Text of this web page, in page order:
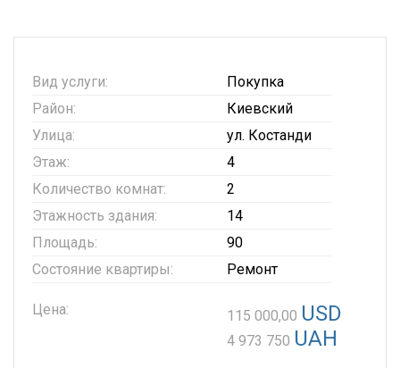
Вид услуги:
Покупка
Район:
Киевский
Улица:
ул. Костанди
Этаж:
4
Количество комнат:
2
Этажность здания:
14
Площадь:
90
Состояние квартиры:
Ремонт
Цена: 115 000,00 USD
4 973 750 UAH